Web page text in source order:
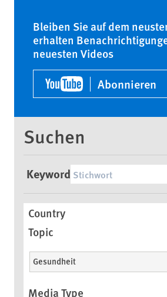
Bleiben Sie auf dem
erhalten
neuesten Videos
Abonnieren
Suchen
Keyword
Country
Topic
Gesundheit
Media Type